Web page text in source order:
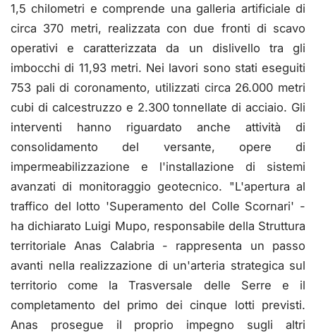
1,5 chilometri e comprende una galleria artificiale di
circa 370 metri, realizzata con due fronti di scavo
operativi e caratterizzata da un dislivello tra gli
imbocchi di 11,93 metri. Nei lavori sono stati eseguiti
753 pali di coronamento, utilizzati circa 26.000 metri
cubi di calcestruzzo e 2.300 tonnellate di acciaio. Gli
interventi hanno riguardato anche attività di
consolidamento del versante, opere di
impermeabilizzazione e l'installazione di sistemi
avanzati di monitoraggio geotecnico. "L'apertura al
traffico del lotto 'Superamento del Colle Scornari' -
ha dichiarato Luigi Mupo, responsabile della Struttura
territoriale Anas Calabria - rappresenta un passo
avanti nella realizzazione di un'arteria strategica sul
territorio come la Trasversale delle Serre e il
completamento del primo dei cinque lotti previsti.
Anas prosegue il proprio impegno sugli altri